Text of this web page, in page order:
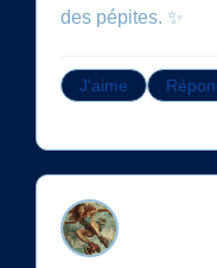
des pépites. ✨
J'aime